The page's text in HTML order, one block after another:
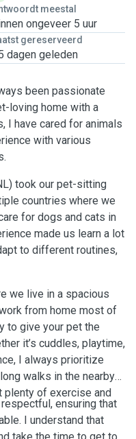
meestal
ongeveer 5 uur
gereserveerd
dagen geleden
been passionate
loving home with a
I have cared for animals
with various
took our pet-sitting
countries where we
for dogs and cats in
made us learn a lot
to different routines,
we live in a spacious
from home most of
to give your pet the
it’s cuddles, playtime,
I always prioritize
walks in the nearby
plenty of exercise and
ensuring that
I understand that